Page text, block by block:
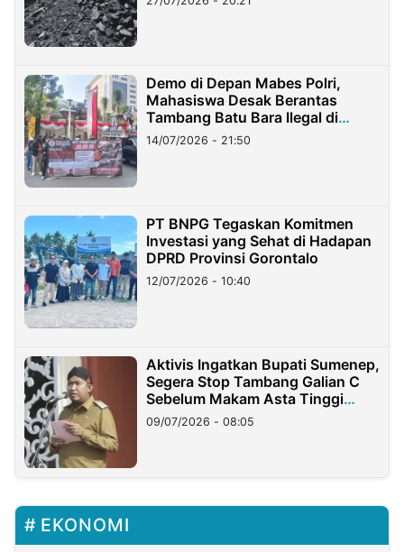
Demo di Depan Mabes Polri,
Mahasiswa Desak Berantas
Tambang Batu Bara Ilegal di
Lampung
14/07/2026 - 21:50
PT BNPG Tegaskan Komitmen
Investasi yang Sehat di Hadapan
DPRD Provinsi Gorontalo
12/07/2026 - 10:40
Aktivis Ingatkan Bupati Sumenep,
Segera Stop Tambang Galian C
Sebelum Makam Asta Tinggi
Longsor
09/07/2026 - 08:05
EKONOMI